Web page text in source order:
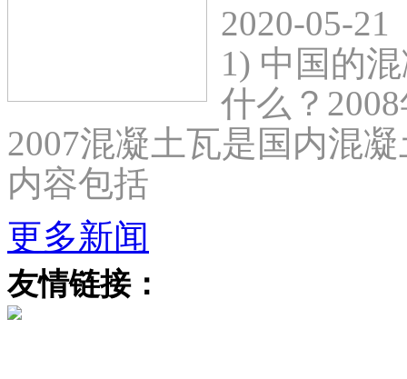
2020-05-21
1) 中国的
什么？
2007混凝土瓦是国内混
内容包括
更多新闻
友情链接：